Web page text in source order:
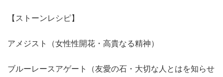
【ストーンレシピ】
アメジスト（女性性開花・高貴なる精神）
ブルーレースアゲート（友愛の石・大切な人とはを知らせ